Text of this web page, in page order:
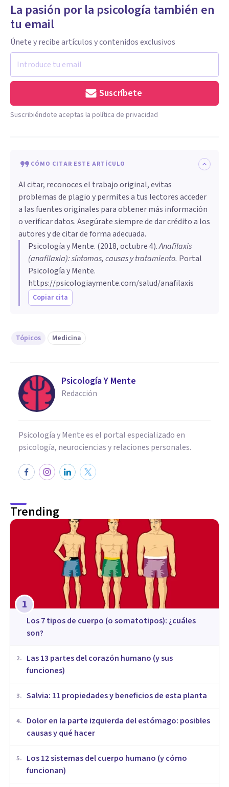
La pasión por la psicología también en
tu email
Únete y recibe artículos y contenidos exclusivos
Suscríbete
Suscribiéndote aceptas la política de privacidad
CÓMO CITAR ESTE ARTÍCULO
Al citar, reconoces el trabajo original, evitas
problemas de plagio y permites a tus lectores acceder
a las fuentes originales para obtener más información
o verificar datos. Asegúrate siempre de dar crédito a los
autores y de citar de forma adecuada.
Psicología y Mente. (2018, octubre 4).Anafilaxis
(anafilaxia): síntomas, causas y tratamiento. Portal
Psicología y Mente.
https://psicologiaymente.com/salud/anafilaxis
Copiar cita
Tópicos Medicina
Psicología Y Mente
Redacción
Psicología y Mente es el portal especializado en
psicología, neurociencias y relaciones personales.
Trending
1
​Los 7 tipos de cuerpo (o somatotipos): ¿cuáles
son?
2.
Las 13 partes del corazón humano (y sus
funciones)
3. Salvia: 11 propiedades y beneficios de esta planta
4.
Dolor en la parte izquierda del estómago: posibles
causas y qué hacer
5.
Los 12 sistemas del cuerpo humano (y cómo
funcionan)